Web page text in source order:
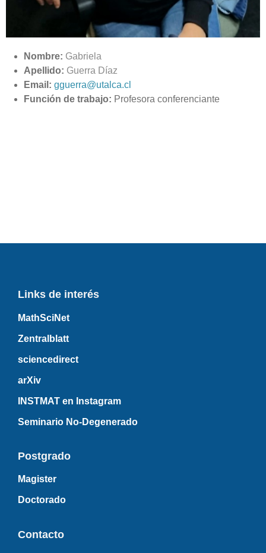
Nombre: Gabriela
Apellido: Guerra Díaz
Email: gguerra@utalca.cl
Función de trabajo: Profesora conferenciante
Links de interés
MathSciNet
Zentralblatt
sciencedirect
arXiv
INSTMAT en Instagram
Seminario No-Degenerado
Postgrado
Magister
Doctorado
Contacto